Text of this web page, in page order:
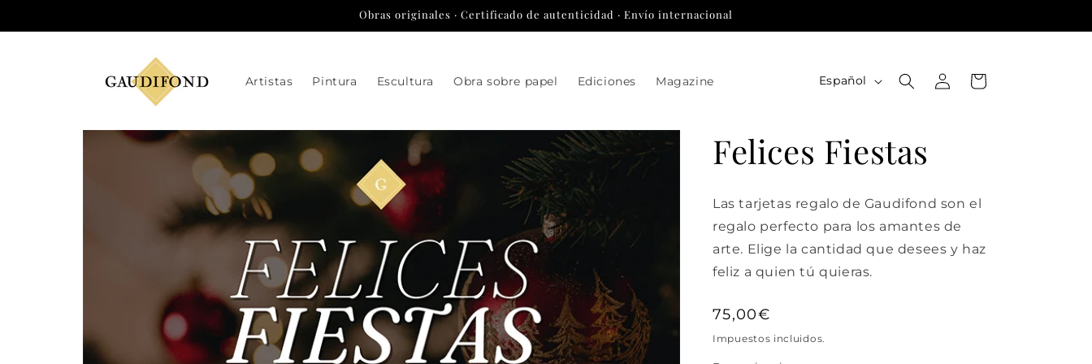
al contenido
Obras originales · Certificado de autenticidad · Envío internacional
Artistas Pintura Escultura Obra sobre papel Ediciones Magazine
o
a
Español
sesión
Carrito
directamente
Felices Fiestas
Las tarjetas regalo de Gaudifond son el
regalo perfecto para los amantes de
arte. Elige la cantidad que desees y haz
feliz a quien tú quieras.
Precio
habitual
75,00€
Impuestos incluidos.